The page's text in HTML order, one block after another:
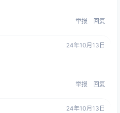
举报 回复
24年10月13日
举报 回复
24年10月13日